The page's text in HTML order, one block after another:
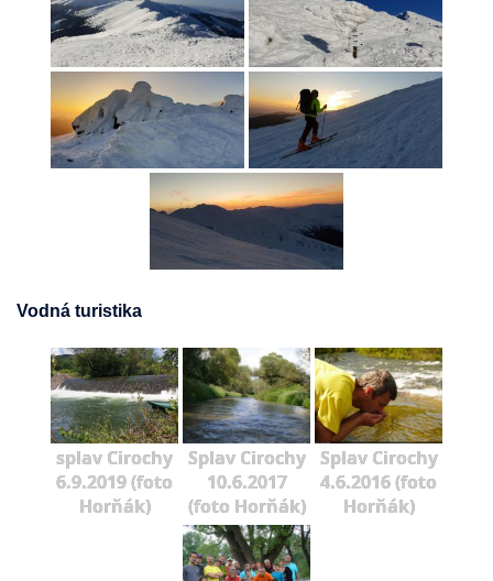
Vodná turistika
splav Cirochy
6.9.2019 (foto
Horňák)
Splav Cirochy
10.6.2017
(foto Horňák)
Splav Cirochy
4.6.2016 (foto
Horňák)